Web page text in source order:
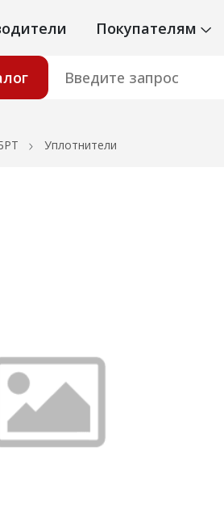
Покупателям
Уплотнители